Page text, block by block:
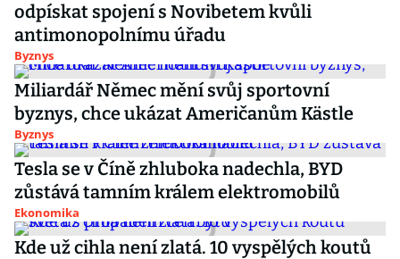
odpískat spojení s Novibetem kvůli
antimonopolnímu úřadu
Byznys
Miliardář Němec mění svůj sportovní
byznys, chce ukázat Američanům Kästle
Byznys
Tesla se v Číně zhluboka nadechla, BYD
zůstává tamním králem elektromobilů
Ekonomika
Kde už cihla není zlatá. 10 vyspělých koutů